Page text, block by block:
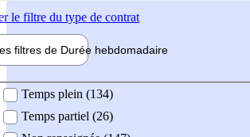
le filtre du type de contrat
filtres de Durée hebdomadaire
Temps plein (134)
Temps partiel (26)